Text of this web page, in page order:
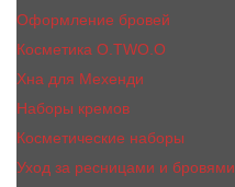
Оформление бровей
Косметика O.TWO.O
Хна для Мехенди
Наборы кремов
Косметические наборы
Уход за ресницами и бровями